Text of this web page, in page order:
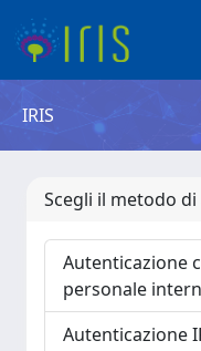
IRIS
Scegli il metodo
Autenticazione
personale
Autenticazione